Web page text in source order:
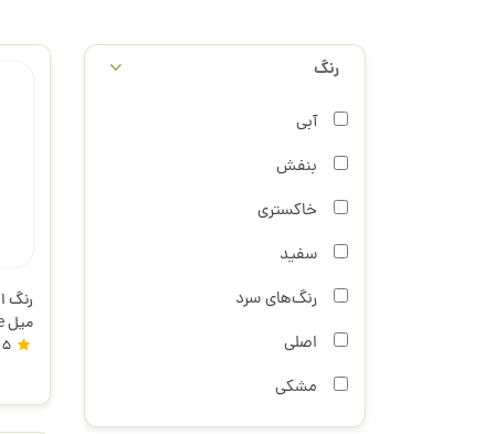
رنگ
آبی
بنفش
خاکستری
سفید
رنگ‌‌های سرد
اصلی
مشکی
432 لیکوئیتکس